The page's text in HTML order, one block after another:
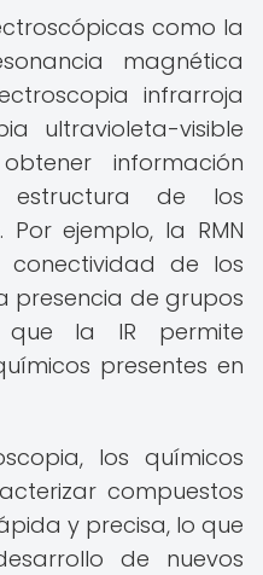
como la
magnética
infrarroja
ultravioleta-visible
información
de los
ejemplo, la RMN
de los
presencia de grupos
que la IR permite
presentes en
los químicos
compuestos
y precisa, lo que
de nuevos